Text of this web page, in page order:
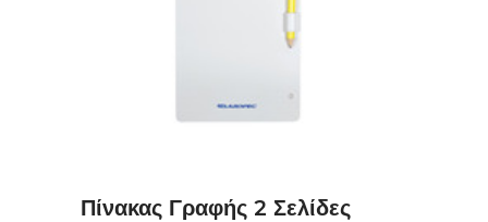
ΔΙΑΒΆΣΤΕ ΠΕΡΙΣΣΌΤΕΡΑ
Πίνακας Γραφής 2 Σελίδες